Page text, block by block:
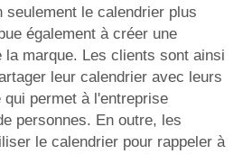
seulement le calendrier plus
également à créer une
la marque. Les clients sont ainsi
leur calendrier avec leurs
permet à l'entreprise
personnes. En outre, les
le calendrier pour rappeler à